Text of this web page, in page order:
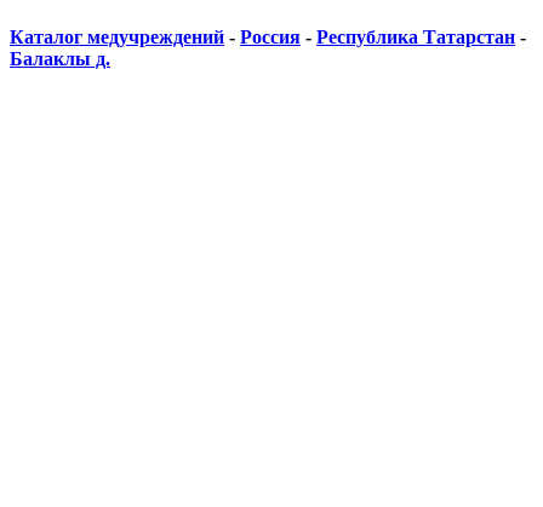
Каталог медучреждений - Россия - Республика Татарстан -
Балаклы д.